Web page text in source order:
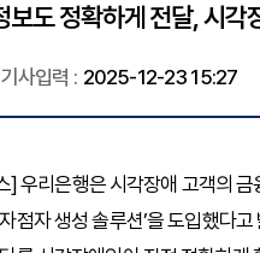
보도 정확하게 전달, 시각
기사입력 : 2025-12-23 15:27
] 우리은행은 시각장애 고객의
점자 생성 솔루션’을 도입했다